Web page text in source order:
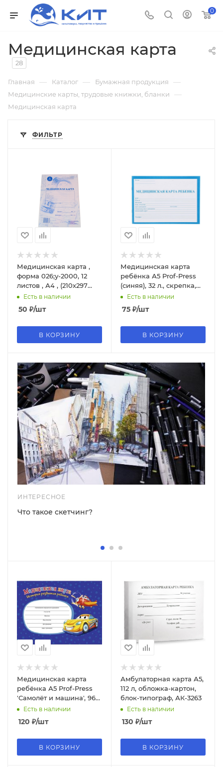
0
Медицинская карта
28
Главная — Каталог — Бумажная продукция —
Медицинские карты, трудовые книжки, бланки —
Медицинская карта
ФИЛЬТР
Медицинская карта ,
форма 026;у-2000, 12
листов , А4 , (210х297
мм), 000835
Есть в наличии
50 ₽/шт
В КОРЗИНУ
Медицинская карта
ребёнка А5 Prof-Press
(синяя), 32 л., скрепка,
обложка-офсет, КМ-5604
Есть в наличии
75 ₽/шт
В КОРЗИНУ
ИНТЕРЕСНОЕ
Что такое скетчинг?
Медицинская карта
ребёнка А5 Prof-Press
'Самолёт и машина', 96
л., склейка, мелов. обл.,
КМ-6125
Есть в наличии
120 ₽/шт
В КОРЗИНУ
Амбулаторная карта А5,
112 л, обложка-картон,
блок-типограф, АК-3263
Есть в наличии
130 ₽/шт
В КОРЗИНУ